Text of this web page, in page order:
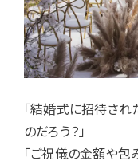
「結婚式に招待さ
のだろう？」
「ご祝儀の金額や包